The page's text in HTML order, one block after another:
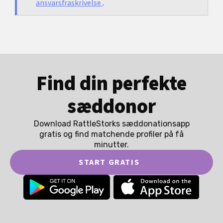
ansvarsfraskrivelse.
Find din perfekte
sæddonor
Download RattleStorks sæddonationsapp
gratis og find matchende profiler på få
minutter.
START GRATIS